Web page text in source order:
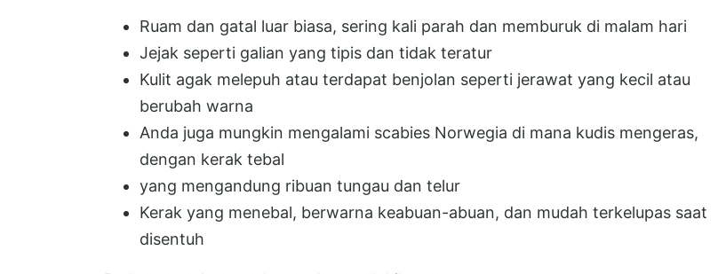
Ruam dan gatal luar biasa, sering kali parah dan memburuk di malam hari
Jejak seperti galian yang tipis dan tidak teratur
Kulit agak melepuh atau terdapat benjolan seperti jerawat yang kecil atau
berubah warna
Anda juga mungkin mengalami scabies Norwegia di mana kudis mengeras,
dengan kerak tebal
yang mengandung ribuan tungau dan telur
Kerak yang menebal, berwarna keabuan-abuan, dan mudah terkelupas saat
disentuh